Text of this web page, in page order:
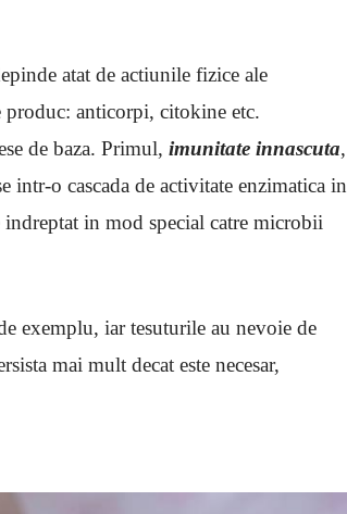
atat de actiunile fizice ale
produc: anticorpi, citokine etc.
de baza. Primul, imunitate innascuta,
intr-o cascada de activitate enzimatica in
indreptat in mod special catre microbii
exemplu, iar tesuturile au nevoie de
mai mult decat este necesar,